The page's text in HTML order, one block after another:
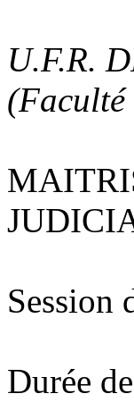
U.F.R.
Session
Durée